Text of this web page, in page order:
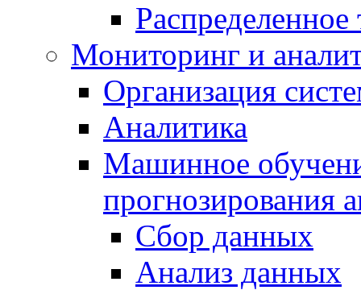
Распределенное
Мониторинг и
Организация
Аналитика
Машинное
прогнозирования
Сбор данных
Анализ данных